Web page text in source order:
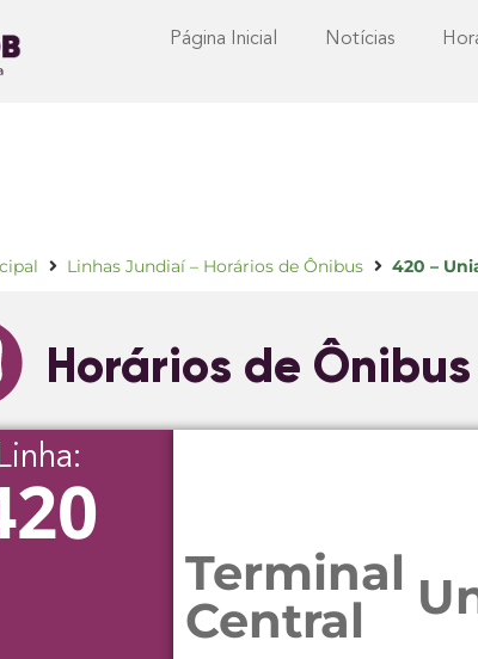
Página Inicial Notícias
Linhas Jundiaí – Horários de Ônibus 420 –
Horários de
Terminal
Central